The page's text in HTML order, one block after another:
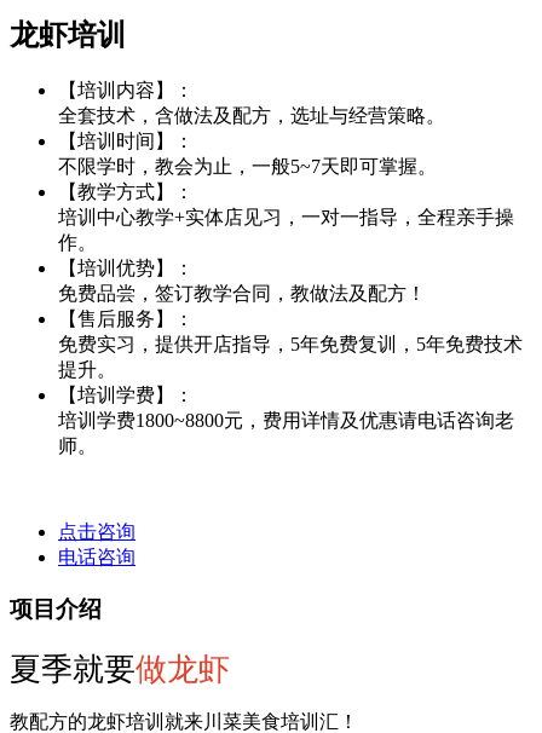
龙虾培训
【培训内容】：
全套技术，含做法及配方，选址与经营策略。
【培训时间】：
不限学时，教会为止，一般5~7天即可掌握。
【教学方式】：
培训中心教学+实体店见习，一对一指导，全程亲手操
作。
【培训优势】：
免费品尝，签订教学合同，教做法及配方！
【售后服务】：
免费实习，提供开店指导，5年免费复训，5年免费技术
提升。
【培训学费】：
培训学费1800~8800元，费用详情及优惠请电话咨询老
师。
点击咨询
电话咨询
项目介绍
夏季就要做龙虾
教配方的龙虾培训就来川菜美食培训汇！